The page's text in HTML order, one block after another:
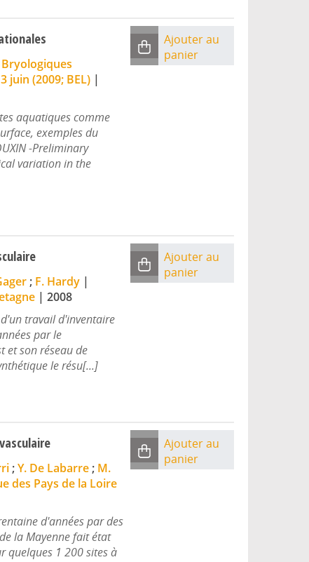
juin (2009; BEL) |
aquatiques comme
exemples du
-Preliminary
variation in the
Ajouter au
panier
; F. Hardy |
| 2008
travail d'inventaire
par le
et son réseau de
le résu[...]
Ajouter au
panier
;Y. De Labarre; M.
des Pays de la Loire
d'années par des
la Mayenne fait état
quelques 1 200 sites à
Ajouter au
panier